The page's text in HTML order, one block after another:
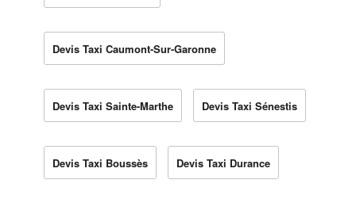
Devis Taxi Caumont-Sur-Garonne
Devis Taxi Sainte-Marthe Devis Taxi Sénestis
Devis Taxi Boussès Devis Taxi Durance